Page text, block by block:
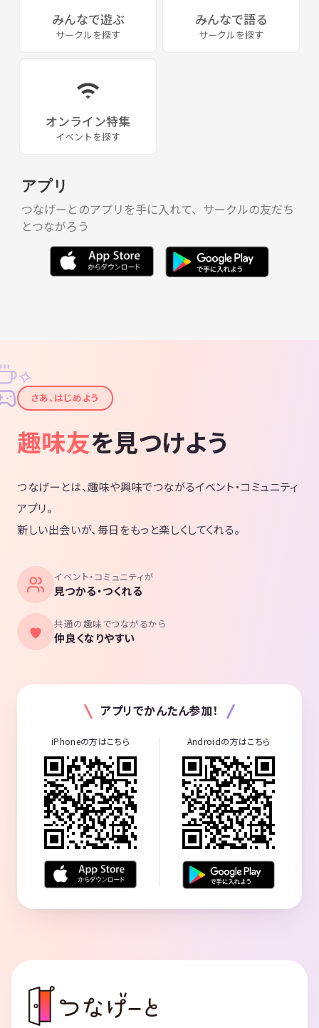
みんなで遊ぶ
サークルを探す
みんなで語る
サークルを探す
オンライン特集
イベントを探す
アプリ
つなげーとのアプリを手に入れて、サークルの友だち
とつながろう
✦
✧
さあ、はじめよう
趣味友を見つけよう
つなげーとは、趣味や興味でつながるイベント・コミュニティ
アプリ。
新しい出会いが、毎日をもっと楽しくしてくれる。
イベント・コミュニティが
見つかる・つくれる
共通の趣味でつながるから
仲良くなりやすい
アプリでかんたん参加！
iPhoneの方はこちら Androidの方はこちら